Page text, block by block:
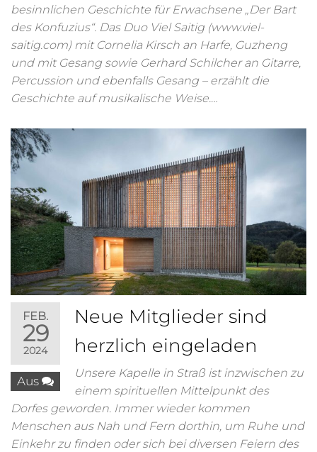
besinnlichen Geschichte für Erwachsene „Der Bart
des Konfuzius“. Das Duo Viel Saitig (www.viel-
saitig.com) mit Cornelia Kirsch an Harfe, Guzheng
und mit Gesang sowie Gerhard Schilcher an Gitarre,
Percussion und ebenfalls Gesang – erzählt die
Geschichte auf musikalische Weise.…
FEB.
29
2024
Aus
Neue Mitglieder sind
herzlich eingeladen
Unsere Kapelle in Straß ist inzwischen zu
einem spirituellen Mittelpunkt des
Dorfes geworden. Immer wieder kommen
Menschen aus Nah und Fern dorthin, um Ruhe und
Einkehr zu finden oder sich bei diversen Feiern des